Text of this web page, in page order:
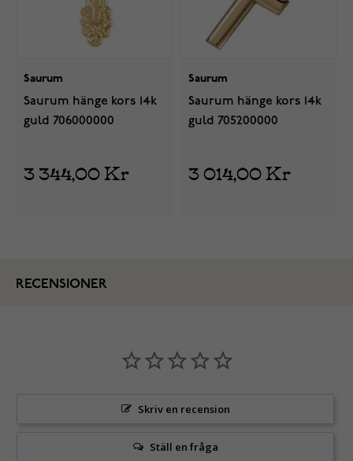
Saurum
Saurum hänge kors 14k
guld 706000000
3 344,00 Kr
Saurum
Saurum hänge kors 14k
guld 705200000
3 014,00 Kr
RECENSIONER
Skriv en recension
Ställ en fråga